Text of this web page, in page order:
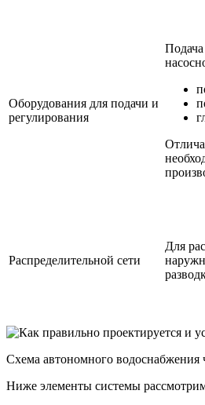
Оборудования для подачи и
регулирования
Распределительной сети
Для
Схема автономного водоснабжения
Ниже элементы системы